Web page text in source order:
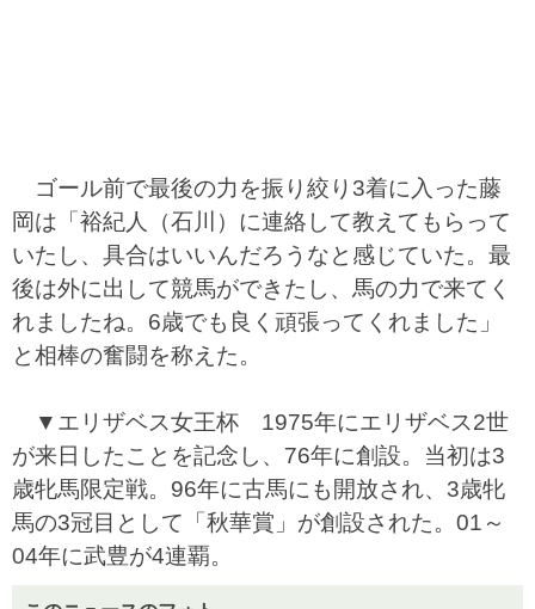
ゴール前で最後の力を振り絞り3着に入った藤
岡は「裕紀人（石川）に連絡して教えてもらって
いたし、具合はいいんだろうなと感じていた。最
後は外に出して競馬ができたし、馬の力で来てく
れましたね。6歳でも良く頑張ってくれました」
と相棒の奮闘を称えた。
▼エリザベス女王杯 1975年にエリザベス2世
が来日したことを記念し、76年に創設。当初は3
歳牝馬限定戦。96年に古馬にも開放され、3歳牝
馬の3冠目として「秋華賞」が創設された。01～
04年に武豊が4連覇。